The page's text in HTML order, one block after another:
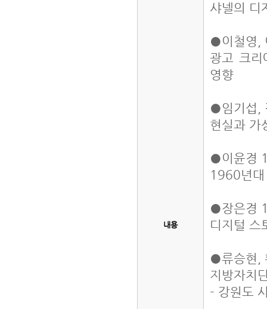
내용
샤넬의 디
●이철영,
광고 크리
영향
●임기섭,
현실과 가
●이윤경
1960년
●장은경
디지털 스
●류승현,
지방자치
- 강원도